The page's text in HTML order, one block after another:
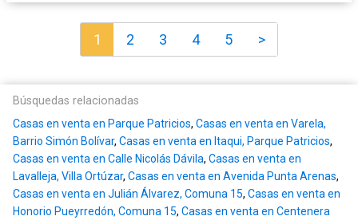
1 2 3 4 5 >
Búsquedas relacionadas
Casas en venta en Parque Patricios, Casas en venta en Varela,
Barrio Simón Bolívar, Casas en venta en Itaqui, Parque Patricios,
Casas en venta en Calle Nicolás Dávila, Casas en venta en
Lavalleja, Villa Ortúzar, Casas en venta en Avenida Punta Arenas,
Casas en venta en Julián Álvarez, Comuna 15, Casas en venta en
Honorio Pueyrredón, Comuna 15, Casas en venta en Centenera